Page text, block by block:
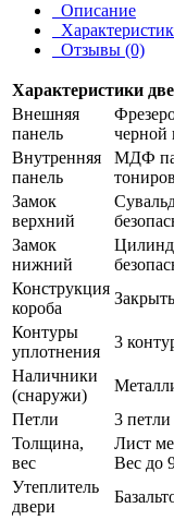
Описание
Отзывы (0)
Характеристики
Внешняя
панель
черной
Внутренняя
панель
МДФ
Замок
верхний
Замок
нижний
Конструкция
короба
Контуры
уплотнения
3
Наличники
(снаружи)
Петли
3
Толщина,
вес
Лист
Вес до
Утеплитель
двери